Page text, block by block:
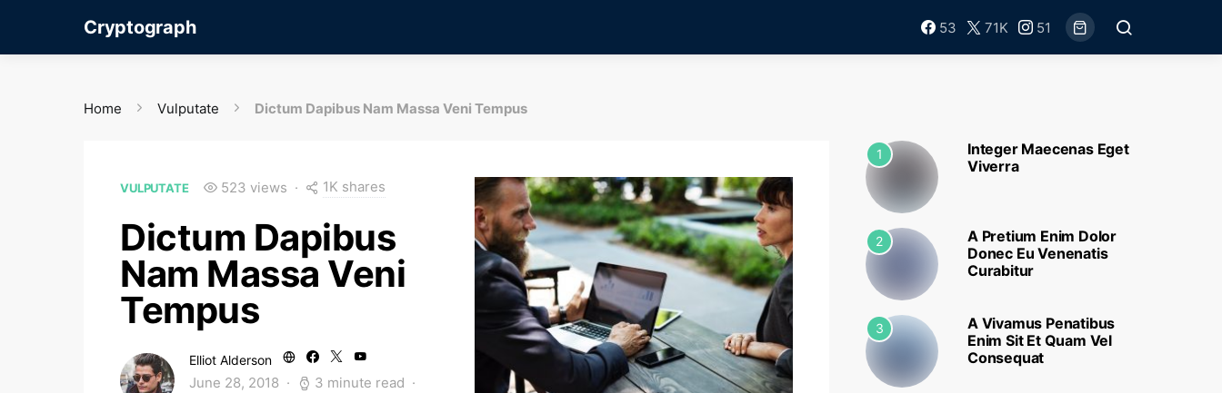
Cryptograph 53 71K 51
Home Vulputate Dictum Dapibus Nam Massa Veni Tempus
VULPUTATE 523 views 1K shares
Dictum Dapibus
Nam Massa Veni
Tempus
Elliot Alderson
June 28, 2018 3 minute read
1
Integer Maecenas Eget
Viverra
2
A Pretium Enim Dolor
Donec Eu Venenatis
Curabitur
3
A Vivamus Penatibus
Enim Sit Et Quam Vel
Consequat